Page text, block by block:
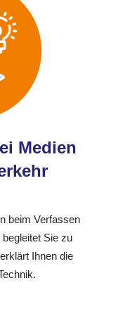
Medien
beim Verfassen
Sie zu
Ihnen die